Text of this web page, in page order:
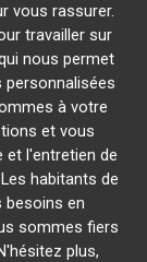
vous rassurer.
travailler sur
nous permet
à votre
et vous
l'entretien de
habitants de
en
sommes fiers
plus,